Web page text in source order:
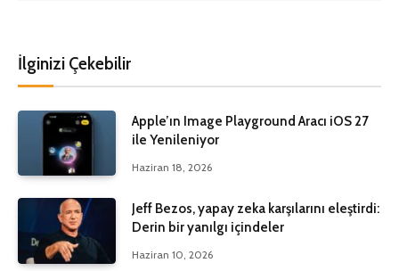
İlginizi Çekebilir
Apple’ın Image Playground Aracı iOS 27
ile Yenileniyor
Haziran 18, 2026
Jeff Bezos, yapay zeka karşılarını eleştirdi:
Derin bir yanılgı içindeler
Haziran 10, 2026